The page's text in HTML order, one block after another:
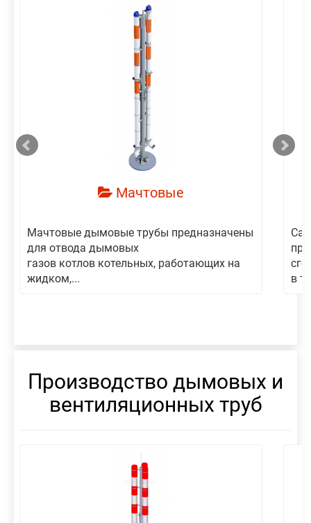
Мачтовые
Мачтовые дымовые трубы предназначены
для отвода дымовых
газов котлов котельных, работающих на
жидком,...
в
Производство дымовых и
вентиляционных труб